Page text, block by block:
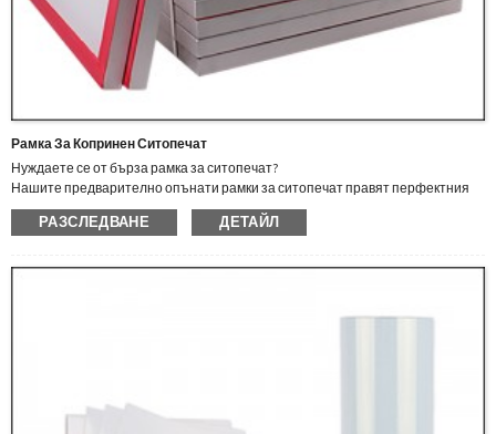
Рамка За Копринен Ситопечат
Нуждаете се от бърза рамка за ситопечат?
Нашите предварително опънати рамки за ситопечат правят перфектния
избор за бързо изпълнение, без да се жертва качеството.
Предварително опънатите рамки Gold-Up са уникални: Нашите
стандарт, за да се противопоставят на огъване и изкривяване, когато
РАЗСЛЕДВАНЕ ДЕТАЙЛ